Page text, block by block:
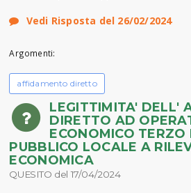
Vedi Risposta del 26/02/2024
Argomenti:
affidamento diretto
LEGITTIMITA' DELL'
DIRETTO AD
ECONOMICO TERZO
PUBBLICO LOCALE A
ECONOMICA
QUESITO del 17/04/2024